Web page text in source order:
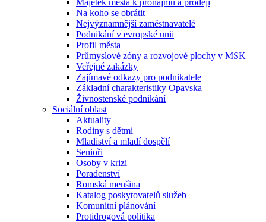
Majetek města k pronájmu a prodeji
Na koho se obrátit
Nejvýznamnější zaměstnavatelé
Podnikání v evropské unii
Profil města
Průmyslové zóny a rozvojové plochy v MSK
Veřejné zakázky
Zajímavé odkazy pro podnikatele
Základní charakteristiky Opavska
Živnostenské podnikání
Sociální oblast
Aktuality
Rodiny s dětmi
Mladiství a mladí dospělí
Senioři
Osoby v krizi
Poradenství
Romská menšina
Katalog poskytovatelů služeb
Komunitní plánování
Protidrogová politika